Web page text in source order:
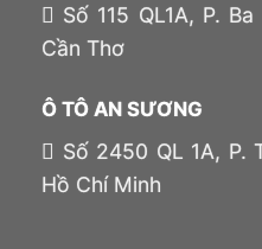
Số 115 QL1A, P.
Cần Thơ
Ô TÔ AN SƯƠNG
Số 2450 QL 1A, P.
Hồ Chí Minh